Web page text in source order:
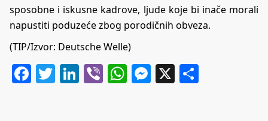
sposobne i iskusne kadrove, ljude koje bi inače morali
napustiti poduzeće zbog porodičnih obveza.
(TIP/Izvor: Deutsche Welle)
Facebook
Twitter
LinkedIn
ViberWhatsApp
Messenger
X